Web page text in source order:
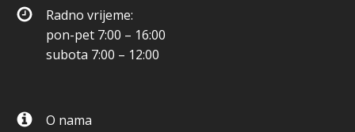
Radno vrijeme:
pon-pet 7:00 – 16:00
subota 7:00 – 12:00
O nama